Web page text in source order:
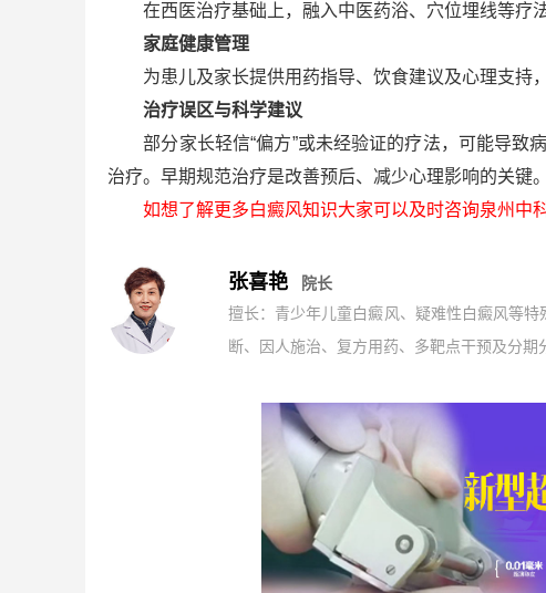
在西医治疗基础上，融入中医药浴、穴位埋线等疗法
家庭健康管理
为患儿及家长提供用药指导、饮食建议及心理支持，
治疗误区与科学建议
部分家长轻信“偏方”或未经验证的疗法，可能导致病
治疗。早期规范治疗是改善预后、减少心理影响的关键。
如想了解更多白癜风知识大家可以及时咨询泉州中科
张喜艳
院长
擅长：青少年儿童白癜风、疑难性白癜风等
断、因人施治、复方用药、多靶点干预及分期